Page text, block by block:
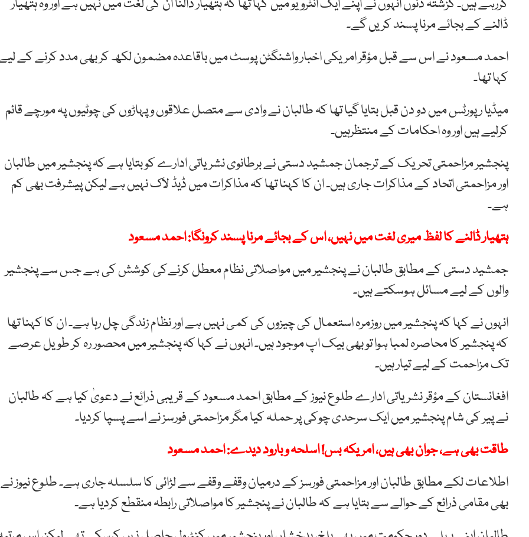
کررہے ہیں۔ گزشتہ دنوں انہوں نے اپنے ایک انٹرویو میں کہا تھا کہ ہتھیار ڈالنا ان کی لغت میں نہیں ہے اور وہ ہتھیار
ڈالنے کے بجائے مرنا پسند کریں گے۔
احمد مسعود نے اس سے قبل مؤقر امریکی اخبار واشنگٹن پوسٹ میں باقاعدہ مضمون لکھ کر بھی مدد کرنے کے
کہا تھا۔
میڈیا رپورٹس میں دو دن قبل بتایا گیا تھا کہ طالبان نے وادی سے متصل علاقوں و پہاڑوں کی چوٹیوں پہ مورچے قائم
کرلیے ہیں اور وہ احکامات کے منتظرہیں۔
پنجشیر مزاحمتی تحریک کے ترجمان جمشید دستی نے برطانوی نشریاتی ادارے کو بتایا ہے کہ پنجشیر میں طالبان
اور مزاحمتی اتحاد کے مذاکرات جاری ہیں۔ ان کا کہنا تھا کہ مذاکرات میں ڈیڈ لاک نہیں ہے لیکن پیشرفت بھی کم
ہے۔
ہتھیار ڈالنے کا لفظ میری لغت میں نہیں، اس کے بجائے مرنا پسند کرونگا: احمد مسعود
جمشید دستی کے مطابق طالبان نے پنجشیر میں مواصلاتی نظام معطل کرنےکی کوشش کی ہے جس سے پنجشیر
والوں کے لیے مسائل ہوسکتے ہیں۔
انہوں نے کہا کہ پنجشیر میں روزمرہ استعمال کی چیزوں کی کمی نہیں ہے اور نظام زندگی چل رہا ہے۔ ان کا کہنا تھا
کہ پنجشیر کا محاصرہ لمبا ہوا تو بھی بیک اپ موجود ہیں۔ انہوں نے کہا کہ پنجشیر میں محصور رہ کر طویل عرصے
تک مزاحمت کے لیے تیار ہیں۔
افغانستان کے مؤقر نشریاتی ادارے طلوع نیوز کے مطابق احمد مسعود کے قریبی ذرائع نے دعویٰ کیا ہے کہ طالبان
نے پیر کی شام پنجشیر میں ایک سرحدی چوکی پر حملہ کیا مگر مزاحمتی فورسز نے اسے پسپا کردیا۔
طاقت بھی ہے، جوان بھی ہیں، امریکہ بس! اسلحہ و بارود دیدے: احمد مسعود
اطلاعات لکے مطابق طالبان اور مزاحمتی فورسز کے درمیان وقفے وقفے سے لڑائی کا سلسلہ جاری ہے۔ طلوع نیوز نے
بھی مقامی ذرائع کے حوالے سے بتایا ہے کہ طالبان نے پنجشیر کا مواصلاتی رابطہ منقطع کردیا ہے۔